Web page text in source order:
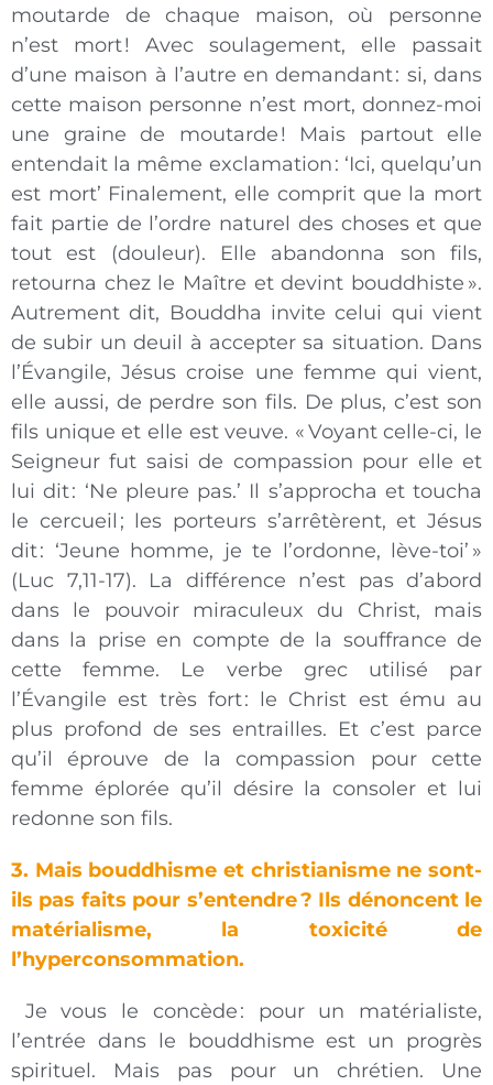
moutarde de chaque maison, où personne
n’est mort! Avec soulagement, elle passait
d’une maison à l’autre en demandant: si, dans
cette maison personne n’est mort, donnez-moi
une graine de moutarde! Mais partout elle
entendait la même exclamation: ‘Ici, quelqu’un
est mort’ Finalement, elle comprit que la mort
fait partie de l’ordre naturel des choses et que
tout est (douleur). Elle abandonna son fils,
retourna chez le Maître et devint bouddhiste ».
Autrement dit, Bouddha invite celui qui vient
de subir un deuil à accepter sa situation. Dans
l’Évangile, Jésus croise une femme qui vient,
elle aussi, de perdre son fils. De plus, c’est son
fils unique et elle est veuve. «Voyant celle-ci, le
Seigneur fut saisi de compassion pour elle et
lui dit: ‘Ne pleure pas.’ Il s’approcha et toucha
le cercueil ; les porteurs s’arrêtèrent, et Jésus
dit: ‘Jeune homme, je te l’ordonne, lève-toi’ »
(Luc 7,11-17). La différence n’est pas d’abord
dans le pouvoir miraculeux du Christ, mais
dans la prise en compte de la souffrance de
cette femme. Le verbe grec utilisé par
l’Évangile est très fort: le Christ est ému au
plus profond de ses entrailles. Et c’est parce
qu’il éprouve de la compassion pour cette
femme éplorée qu’il désire la consoler et lui
redonne son fils.
3. Mais bouddhisme et christianisme ne sont-
ils pas faits pour s’entendre? Ils dénoncent le
matérialisme, la toxicité de
l’hyperconsommation.
Je vous le concède: pour un matérialiste,
l’entrée dans le bouddhisme est un progrès
spirituel. Mais pas pour un chrétien. Une